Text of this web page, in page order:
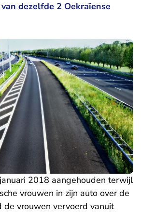
dezelfde 2 Oekraïense
2018 aangehouden terwijl
vrouwen in zijn auto over de
de vrouwen vervoerd vanuit